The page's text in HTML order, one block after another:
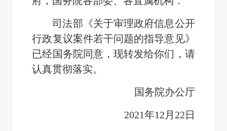
司法部《关于审理政府信息公开
行政复议案件若干问题的指导意见》
已经国务院同意，现转发给你们，请
认真贯彻落实。
国务院办公厅
2021年12月22日